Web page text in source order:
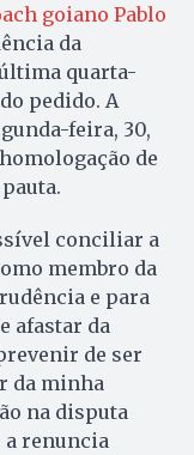
goiano Pablo
da
quarta-
pedido. A
feira, 30,
de
conciliar a
membro da
e para
afastar da
de ser
da minha
na disputa
renuncia